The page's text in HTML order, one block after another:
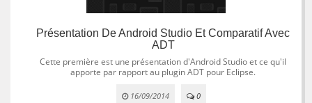
Présentation De Android Studio Et Comparatif Avec
ADT
Cette première est une présentation d'Android Studio et ce qu'il
apporte par rapport au plugin ADT pour Eclipse.
16/09/2014 0